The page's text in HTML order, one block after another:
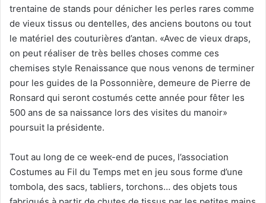
trentaine de stands pour dénicher les perles rares comme
de vieux tissus ou dentelles, des anciens boutons ou tout
le matériel des couturières d’antan. «Avec de vieux draps,
on peut réaliser de très belles choses comme ces
chemises style Renaissance que nous venons de terminer
pour les guides de la Possonnière, demeure de Pierre de
Ronsard qui seront costumés cette année pour fêter les
500 ans de sa naissance lors des visites du manoir»
poursuit la présidente.
Tout au long de ce week-end de puces, l’association
Costumes au Fil du Temps met en jeu sous forme d’une
tombola, des sacs, tabliers, torchons… des objets tous